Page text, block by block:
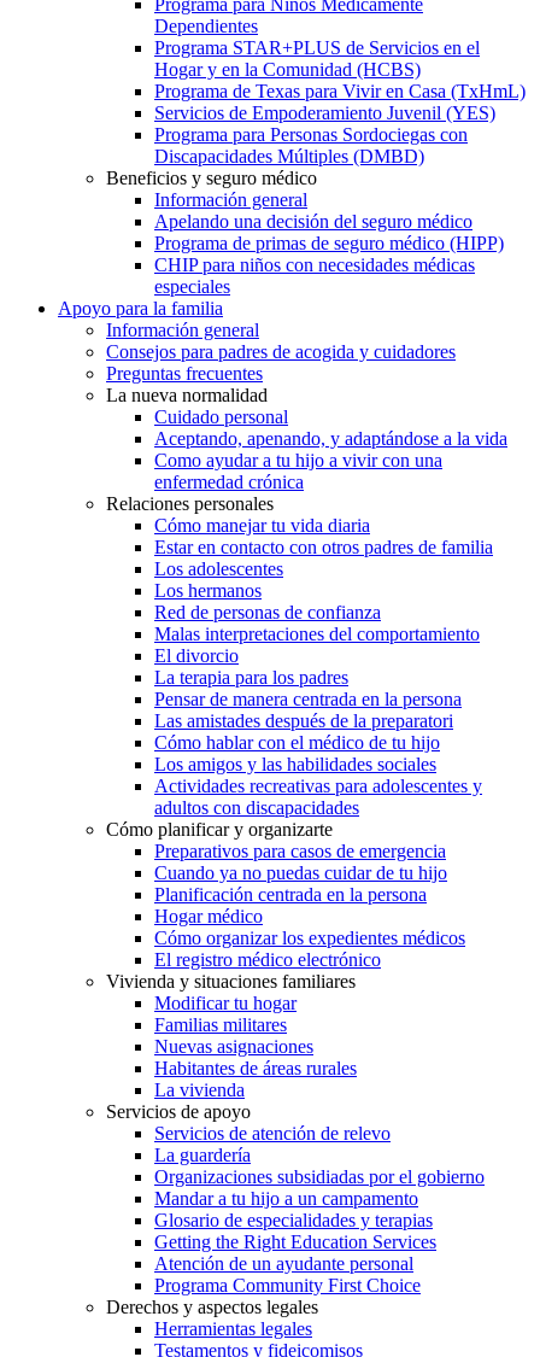
Dependientes
Programa STAR+PLUS de Servicios en el
Hogar y en la Comunidad (HCBS)
Programa de Texas para Vivir en Casa (TxHmL)
Servicios de Empoderamiento Juvenil (YES)
Programa para Personas Sordociegas con
Discapacidades Múltiples (DMBD)
Beneficios y seguro médico
Información general
Apelando una decisión del seguro médico
Programa de primas de seguro médico (HIPP)
CHIP para niños con necesidades médicas
especiales
Apoyo para la familia
Información general
Consejos para padres de acogida y cuidadores
Preguntas frecuentes
La nueva normalidad
Cuidado personal
Aceptando, apenando, y adaptándose a la vida
Como ayudar a tu hijo a vivir con una
enfermedad crónica
Relaciones personales
Cómo manejar tu vida diaria
Estar en contacto con otros padres de familia
Los adolescentes
Los hermanos
Red de personas de confianza
Malas interpretaciones del comportamiento
El divorcio
La terapia para los padres
Pensar de manera centrada en la persona
Las amistades después de la preparatori
Cómo hablar con el médico de tu hijo
Los amigos y las habilidades sociales
Actividades recreativas para adolescentes y
adultos con discapacidades
Cómo planificar y organizarte
Preparativos para casos de emergencia
Cuando ya no puedas cuidar de tu hijo
Planificación centrada en la persona
Hogar médico
Cómo organizar los expedientes médicos
El registro médico electrónico
Vivienda y situaciones familiares
Modificar tu hogar
Familias militares
Nuevas asignaciones
Habitantes de áreas rurales
La vivienda
Servicios de apoyo
Servicios de atención de relevo
La guardería
Organizaciones subsidiadas por el gobierno
Mandar a tu hijo a un campamento
Glosario de especialidades y terapias
Getting the Right Education Services
Atención de un ayudante personal
Programa Community First Choice
Derechos y aspectos legales
Herramientas legales
Testamentos y fideicomisos